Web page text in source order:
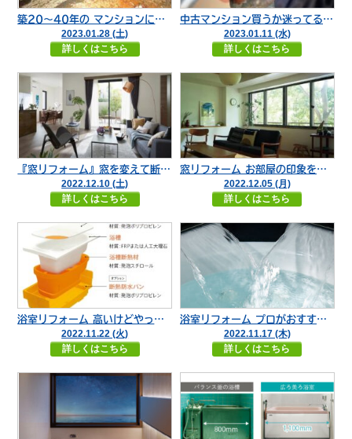
築20〜40年の マンションにお住まいの方気をつけて！
2023.01.28 (土)
詳しくはこちら
中古マンション買うか迷ってるあなた。 その選び方、間違っていますよ！
2023.01.11 (水)
詳しくはこちら
『窓リフォーム』窓を変えて断熱効果でお家をヌクヌクに。
2022.12.10 (土)
詳しくはこちら
窓リフォーム お部屋の印象を変えたい、高機能なリフォームをしたい方にオススメ
2022.12.05 (月)
詳しくはこちら
浴室リフォーム 高いけどやっぱり憧れる TOTO編
2022.11.22 (火)
詳しくはこちら
浴室リフォーム プロがおすすめする お手頃かつ優秀な浴室はこれだ。
2022.11.17 (木)
詳しくはこちら